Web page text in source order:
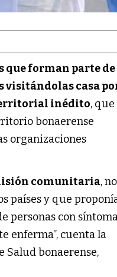
que forman parte de
visitándolas casa
inédito, que
bonaerense
organizaciones
comunitaria,
países y que
personas con
enferma”, cuenta la
bonaerense,